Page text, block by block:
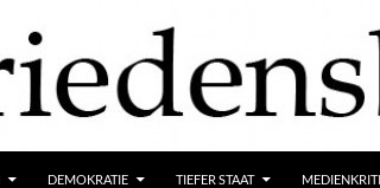
DEMOKRATIE TIEFER STAAT